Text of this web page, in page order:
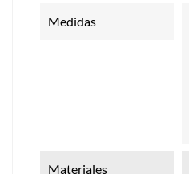
Medidas
Materiales